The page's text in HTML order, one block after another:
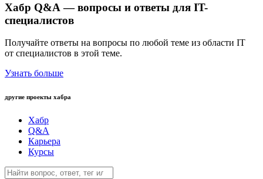
Хабр Q&A — вопросы и ответы для IT-
специалистов
Получайте ответы на вопросы по любой теме из области IT
от специалистов в этой теме.
Узнать больше
другие проекты хабра
Хабр
Q&A
Карьера
Курсы